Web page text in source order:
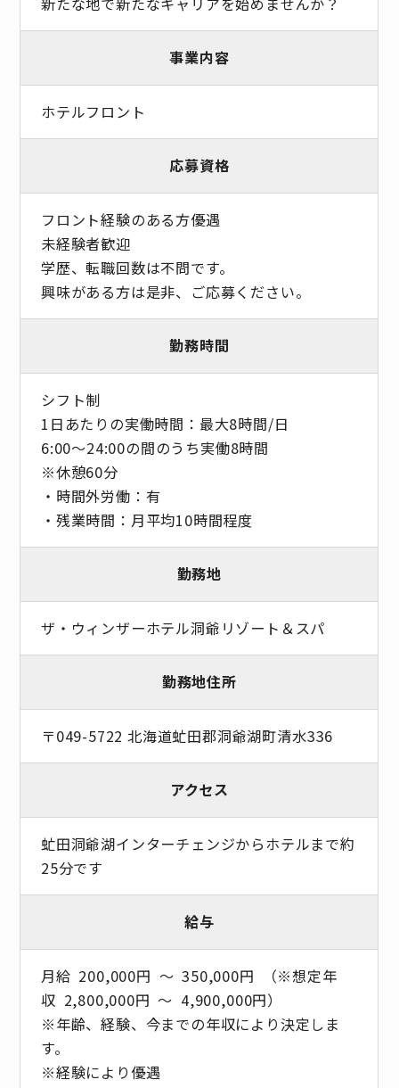
事業内容
ホテルフロント
応募資格
フロント経験のある方優遇
未経験者歓迎
学歴、転職回数は不問です。
興味がある方は是非、ご応募ください。
勤務時間
シフト制
1日あたりの実働時間：最大8時間/日
6:00～24:00の間のうち実働8時間
※休憩60分
・時間外労働：有
・残業時間：月平均10時間程度
勤務地
ザ・ウィンザーホテル洞爺リゾート＆スパ
勤務地住所
〒049-5722 北海道虻田郡洞爺湖町清水336
アクセス
虻田洞爺湖インターチェンジからホテルまで約
25分です
給与
月給 200,000円 ～ 350,000円 （※想定年
収 2,800,000円 ～ 4,900,000円）
※年齢、経験、今までの年収により決定しま
す。
※経験により優遇